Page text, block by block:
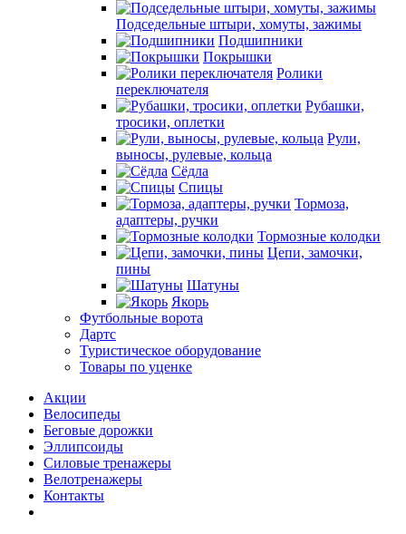
Подседельные штыри, хомуты, зажимы
Подшипники
Покрышки
Ролики
переключателя
Рубашки,
тросики, оплетки
Рули,
выносы, рулевые, кольца
Сёдла
Спицы
Тормоза,
адаптеры, ручки
Тормозные колодки
Цепи, замочки,
пины
Шатуны
Якорь
Футбольные ворота
Дартс
Туристическое оборудование
Товары по уценке
Акции
Велосипеды
Беговые дорожки
Эллипсоиды
Силовые тренажеры
Велотренажеры
Контакты